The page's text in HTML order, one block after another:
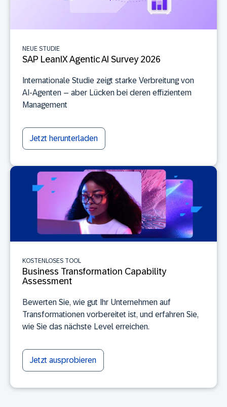
NEUE STUDIE
SAP LeanIX Agentic AI Survey 2026
Internationale Studie zeigt starke Verbreitung von
AI-Agenten – aber Lücken bei deren effizientem
Management
Jetzt herunterladen
KOSTENLOSES TOOL
Business Transformation Capability
Assessment
Bewerten Sie, wie gut Ihr Unternehmen auf
Transformationen vorbereitet ist, und erfahren Sie,
wie Sie das nächste Level erreichen.
Jetzt ausprobieren